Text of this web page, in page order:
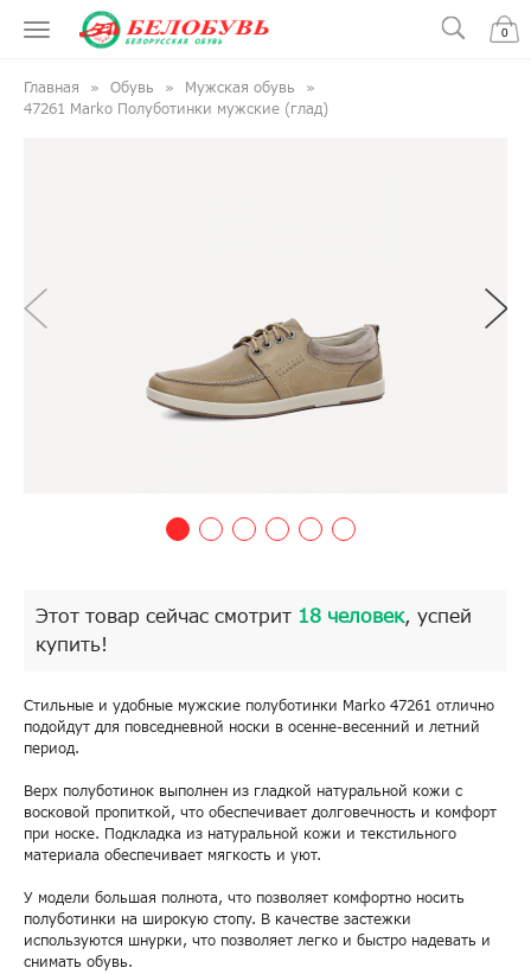
0
Главная Обувь
Мужская обувь
47261 Marko Полуботинки мужские (глад)
Этот товар сейчас смотрит 18 человек, успей
купить!
Стильные и удобные мужские полуботинки Marko 47261 отлично
подойдут для повседневной носки в осенне-весенний и летний
период.
Верх полуботинок выполнен из гладкой натуральной кожи с
восковой пропиткой, что обеспечивает долговечность и комфорт
при носке. Подкладка из натуральной кожи и текстильного
материала обеспечивает мягкость и уют.
У модели большая полнота, что позволяет комфортно носить
полуботинки на широкую стопу. В качестве застежки
используются шнурки, что позволяет легко и быстро надевать и
снимать обувь.